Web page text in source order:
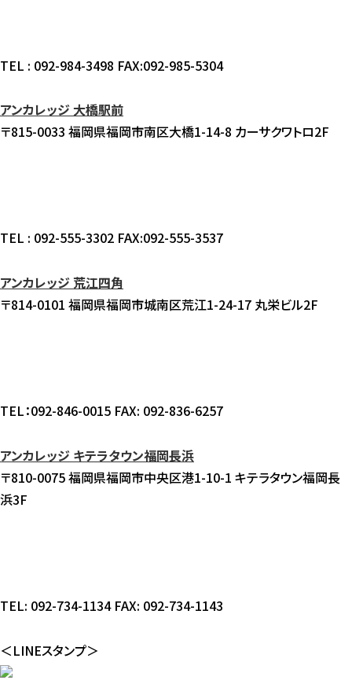
TEL : 092-984-3498 FAX:092-985-5304
アンカレッジ 大橋駅前
〒815-0033 福岡県福岡市南区大橋1-14-8 カーサクワトロ2F
TEL : 092-555-3302 FAX:092-555-3537
アンカレッジ 荒江四角
〒814-0101 福岡県福岡市城南区荒江1-24-17 丸栄ビル2F
TEL：092-846-0015 FAX: 092-836-6257
アンカレッジ キテラタウン福岡長浜
〒810-0075 福岡県福岡市中央区港1-10-1 キテラタウン福岡長
浜3F
TEL: 092-734-1134 FAX: 092-734-1143
＜LINEスタンプ＞